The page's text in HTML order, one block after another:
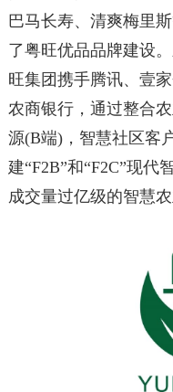
巴马长寿、清爽梅里
了粤旺优品品牌建设
旺集团携手腾讯、壹
农商银行，通过整合
源(B端)，智慧社区客
建“F2B”和“F2C”现代
成交量过亿级的智慧农